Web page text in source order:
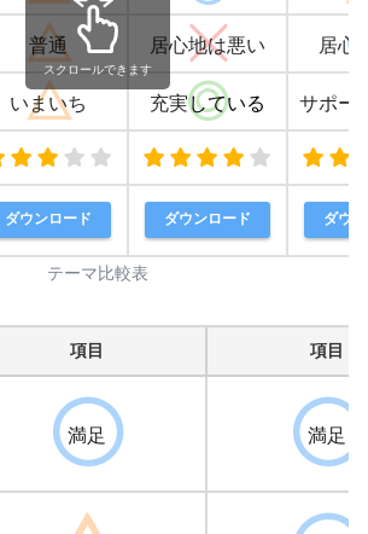
普通 居心地は悪い 居心
いまいち 充実している サポー
ダウンロード ダウンロード ダウ
テーマ比較表
スクロールできます
項目 項目
満足 満足